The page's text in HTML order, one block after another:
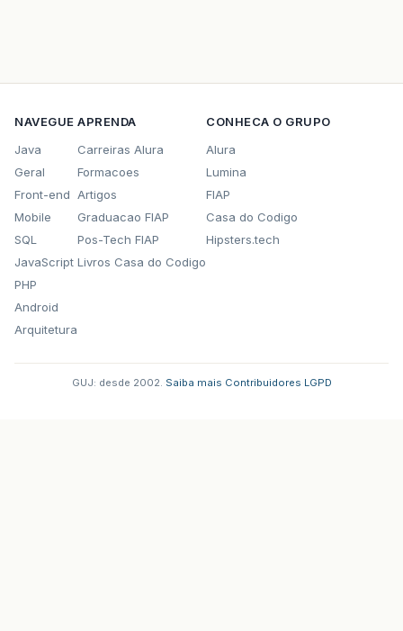
NAVEGUE
Java
Geral
Front-end
Mobile
SQL
JavaScript
PHP
Android
Arquitetura
APRENDA
Carreiras Alura
Formacoes
Artigos
Graduacao FIAP
Pos-Tech FIAP
Livros Casa do Codigo
CONHECA O GRUPO
Alura
Lumina
FIAP
Casa do Codigo
Hipsters.tech
GUJ: desde 2002. Saiba mais Contribuidores LGPD